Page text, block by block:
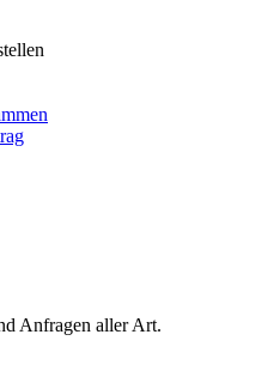
Anfragen aller Art.